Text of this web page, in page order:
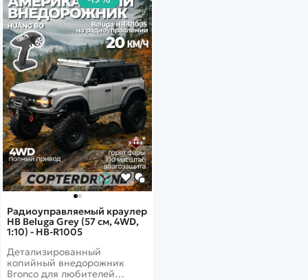
Доп.характеристики:
Свет. фары
Радиоуправляемый краулер
HB Beluga Grey (57 см, 4WD,
1:10) - HB-R1005
Детализированный
копийный внедорожник
Bronco для любителей